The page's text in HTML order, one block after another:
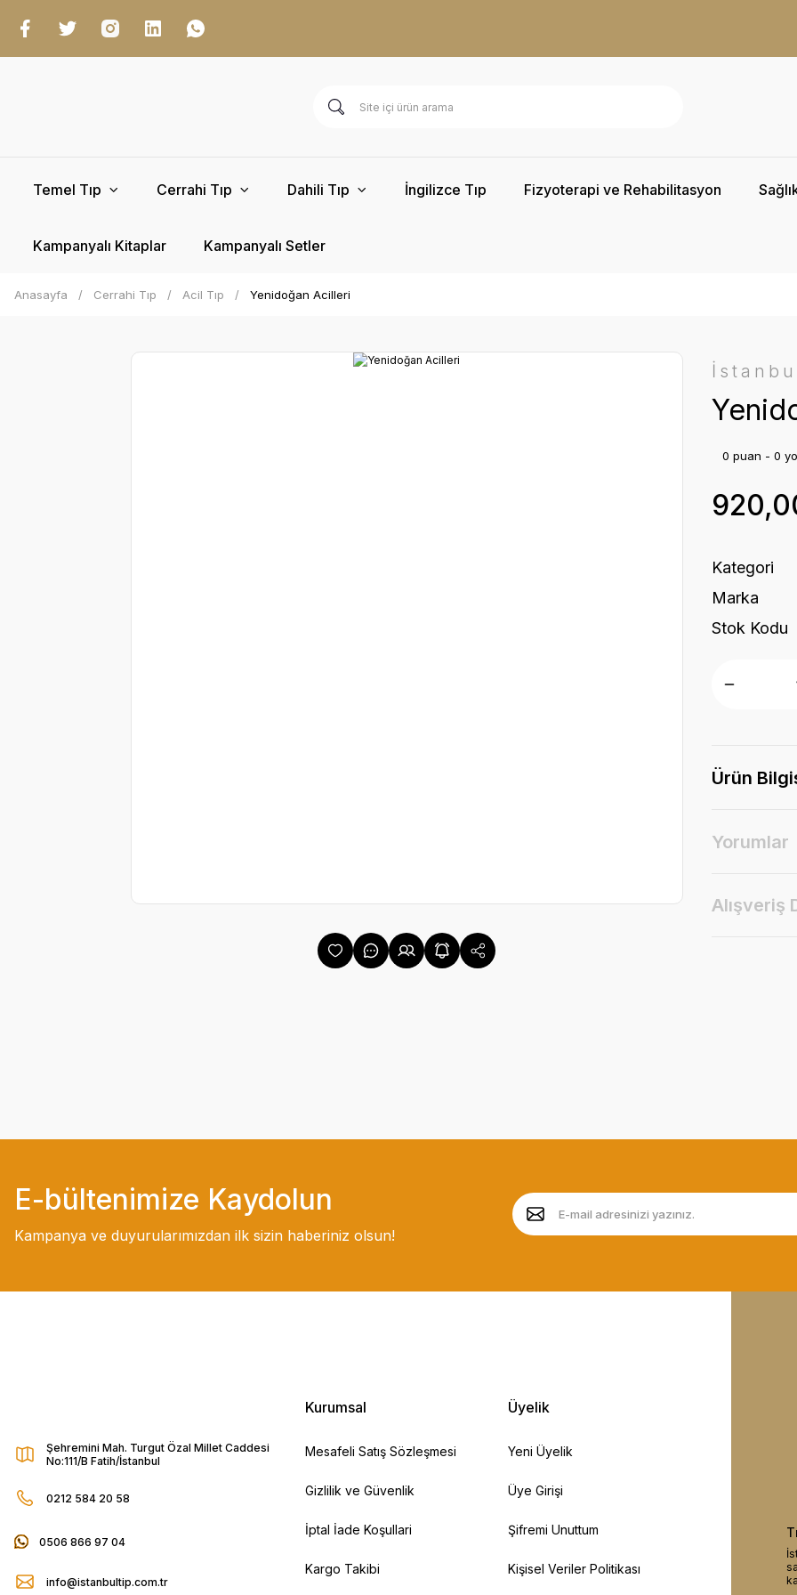
Temel Tıp Cerrahi Tıp Dahili Tıp İngilizce Tıp Fizyoterapi ve Rehabilitasyon
Kampanyalı Kitaplar Kampanyalı Setler
Anasayfa Cerrahi Tıp Acil Tıp Yenidoğan Acilleri
0 puan - 0
Kategori
Marka
Stok Kodu
Ürün
Yorumlar
Alışveriş
E-bültenimize Kaydolun
Kampanya ve duyurularımızdan ilk sizin haberiniz olsun!
Şehremini Mah. Turgut Özal Millet Caddesi
No:111/B Fatih/İstanbul
0212 584 20 58
0506 866 97 04
info@istanbultip.com.tr
Kurumsal
Mesafeli Satış Sözleşmesi
Gizlilik ve Güvenlik
İptal İade Koşullari
Kargo Takibi
Üyelik
Yeni Üyelik
Üye Girişi
Şifremi Unuttum
Kişisel Veriler Politikası